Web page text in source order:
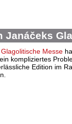
Glagolitische Messe
kompliziertes
Edition im